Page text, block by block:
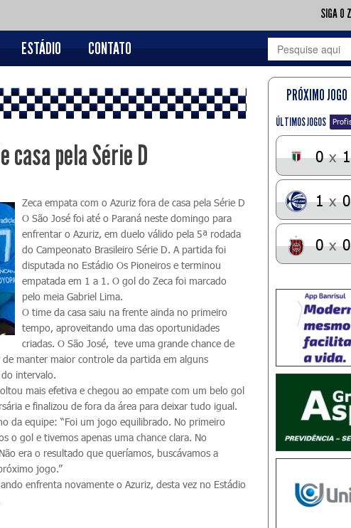
SIGA O
ESTÁDIO CONTATO
casa pela Série D
Zeca empata com o Azuriz fora de casa pela Série D
O São José foi até o Paraná neste domingo para
enfrentar o Azuriz, em duelo válido pela 5ª rodada
do Campeonato Brasileiro Série D. A partida foi
disputada no Estádio Os Pioneiros e terminou
empatada em 1 a 1. O gol do Zeca foi marcado
pelo meia Gabriel Lima.
O time da casa saiu na frente ainda no primeiro
tempo, aproveitando uma das oportunidades
criadas. O São José, teve uma grande chance de
manter maior controle da partida em alguns
intervalo.
mais efetiva e chegou ao empate com um belo gol
e finalizou de fora da área para deixar tudo igual.
da equipe: “Foi um jogo equilibrado. No primeiro
o gol e tivemos apenas uma chance clara. No
era o resultado que queríamos, buscávamos a
jogo.”
enfrenta novamente o Azuriz, desta vez no Estádio
PRÓXIMO JOGO
ÚLTIMOS JOGOS
0 x 1
1 x 0
0 x 0